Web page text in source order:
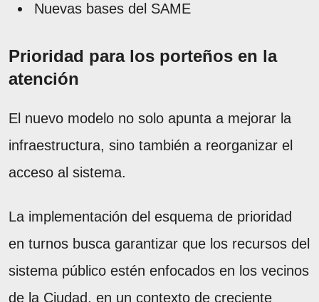
Nuevas bases del SAME
Prioridad para los porteños en la
atención
El nuevo modelo no solo apunta a mejorar la
infraestructura, sino también a reorganizar el
acceso al sistema.
La implementación del esquema de prioridad
en turnos busca garantizar que los recursos del
sistema público estén enfocados en los vecinos
de la Ciudad, en un contexto de creciente